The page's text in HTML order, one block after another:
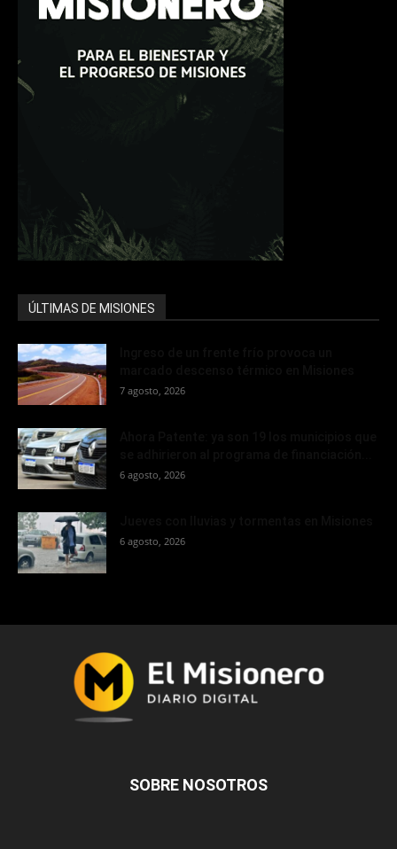
ÚLTIMAS DE MISIONES
7 agosto, 2026
6 agosto, 2026
6 agosto, 2026
SOBRE NOSOTROS